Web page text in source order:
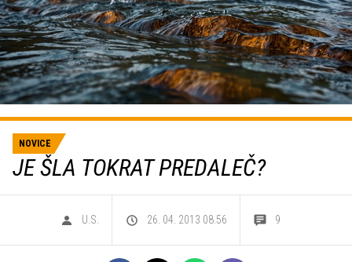
NOVICE
JE ŠLA TOKRAT PREDALEČ?
U.S. 26. 04. 2013 08.56 9